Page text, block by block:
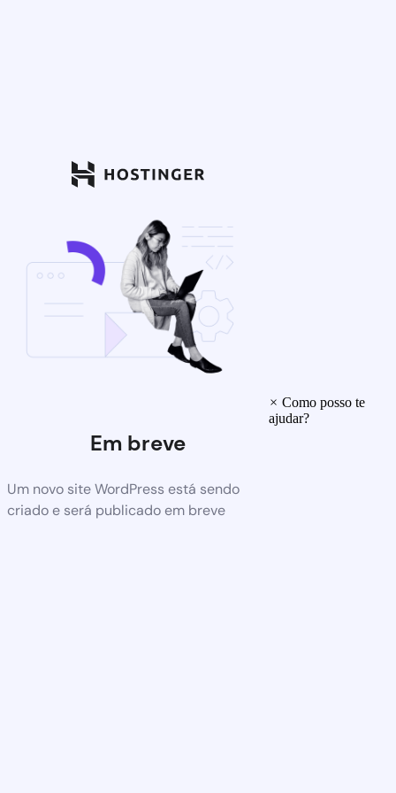
Em breve
Um novo site WordPress está sendo
criado e será publicado em breve
× Como posso te
ajudar?